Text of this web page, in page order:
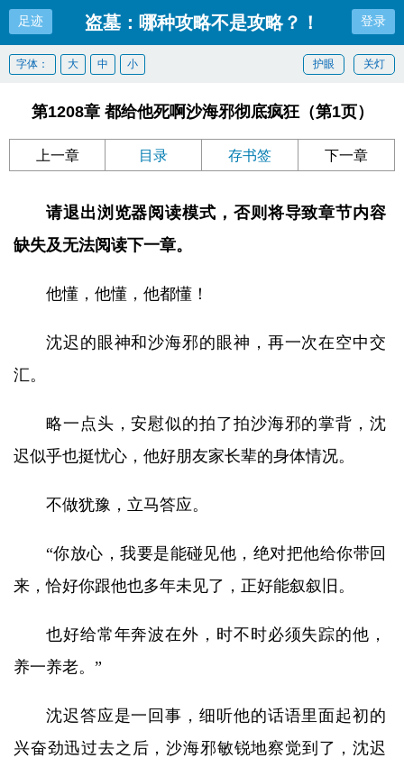
足迹 盗墓：哪种攻略不是攻略？！ 登录
关灯
护眼
字体： 大 中 小
第1208章 都给他死啊沙海邪彻底疯狂（第1页）
上一章 目录 存书签 下一章
请退出浏览器阅读模式，否则将导致章节内容
缺失及无法阅读下一章。
他懂，他懂，他都懂！
沈迟的眼神和沙海邪的眼神，再一次在空中交
汇。
略一点头，安慰似的拍了拍沙海邪的掌背，沈
迟似乎也挺忧心，他好朋友家长辈的身体情况。
不做犹豫，立马答应。
“你放心，我要是能碰见他，绝对把他给你带回
来，恰好你跟他也多年未见了，正好能叙叙旧。
也好给常年奔波在外，时不时必须失踪的他，
养一养老。”
沈迟答应是一回事，细听他的话语里面起初的
兴奋劲迅过去之后，沙海邪敏锐地察觉到了，沈迟